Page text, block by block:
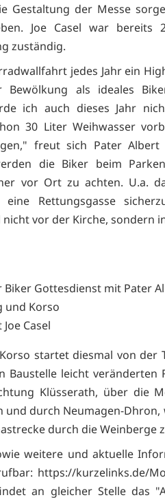
Gestaltung der Messe
Joe Casel war bereits
zuständig.
jedes Jahr ein
als ideales
ich auch dieses Jahr
30 Liter Weihwasser
freut sich Pater
die Biker beim
vor Ort zu achten. U.a.
Rettungsgasse
vor der Kirche, sondern
Biker Gottesdienst mit Pater
und Korso
Casel
startet diesmal von der
leicht veränderten
Klüsserath, über die
und durch Neumagen-
durch die Weinberge
weitere und aktuelle
https://kurzelinks.de/
an gleicher Stelle das